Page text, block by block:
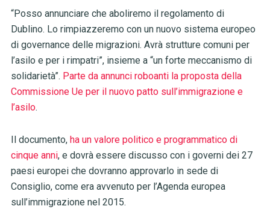
“Posso annunciare che aboliremo il regolamento di
Dublino. Lo rimpiazzeremo con un nuovo sistema europeo
di governance delle migrazioni. Avrà strutture comuni per
l’asilo e per i rimpatri”, insieme a “un forte meccanismo di
solidarietà”. Parte da annunci roboanti la proposta della
Commissione Ue per il nuovo patto sull’immigrazione e
l’asilo.
Il documento, ha un valore politico e programmatico di
cinque anni, e dovrà essere discusso con i governi dei 27
paesi europei che dovranno approvarlo in sede di
Consiglio, come era avvenuto per l’Agenda europea
sull’immigrazione nel 2015.